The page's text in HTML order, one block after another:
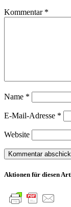
Kommentar *
Name *
E-Mail-Adresse *
Website
Aktionen für diesen